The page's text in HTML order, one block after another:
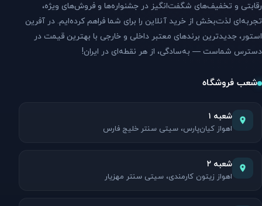
رقابتی و تخفیف‌های شگفت‌انگیز در جشنواره‌ها و فروش‌های ویژه،
تجربه‌ای لذت‌بخش از خرید آنلاین را برای شما فراهم کرده‌ایم. در آفرین
استور، جدیدترین برندهای معتبر داخلی و خارجی با بهترین قیمت در
دسترس شماست — به‌سادگی، از هر نقطه‌ای در ایران!
شعب فروشگاه
شعبه ۱
اهواز کیان‌پارس، سیتی سنتر خلیج فارس
شعبه ۲
اهواز زیتون کارمندی، سیتی سنتر مهزیار